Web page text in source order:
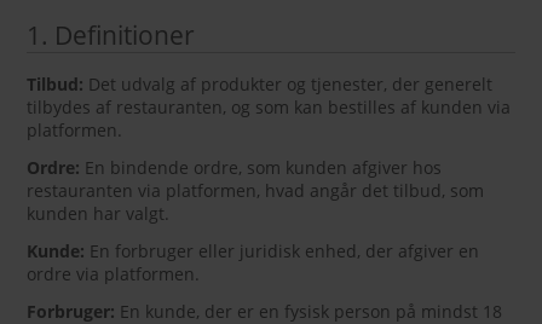
1. Definitioner
Tilbud: Det udvalg af produkter og tjenester, der generelt
tilbydes af restauranten, og som kan bestilles af kunden via
platformen.
Ordre: En bindende ordre, som kunden afgiver hos
restauranten via platformen, hvad angår det tilbud, som
kunden har valgt.
Kunde: En forbruger eller juridisk enhed, der afgiver en
ordre via platformen.
Forbruger: En kunde, der er en fysisk person på mindst 18